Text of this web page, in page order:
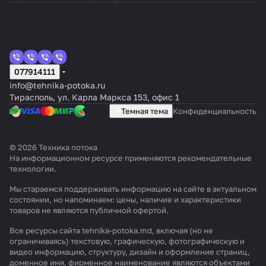
и
а,
опо
ксн
вод
ы
Aqu
miu
m
ить
е
тка
Runтки
в
Purпа Тиро
м
нов
кост м
о
077914111
info@tehnika-potoka.ru
Тирасполь, ул. Карла Маркса 153, офис 1
Темная тема Конфиденциальность
© 2026 Техника потока
На информационном ресурсе применяются рекомендательные
технологии.
Мы стараемся поддерживать информацию на сайте в актуальном
состоянии, но напоминаем: цены, наличие и характеристики
товаров не являются публичной офертой.
Все ресурсы сайта tehnika-potoka.md, включая (но не
ограничиваясь) текстовую, графическую, фотографическую и
видео информацию, структуру, дизайн и оформление страниц,
доменное имя, фирменное наименование являются объектами